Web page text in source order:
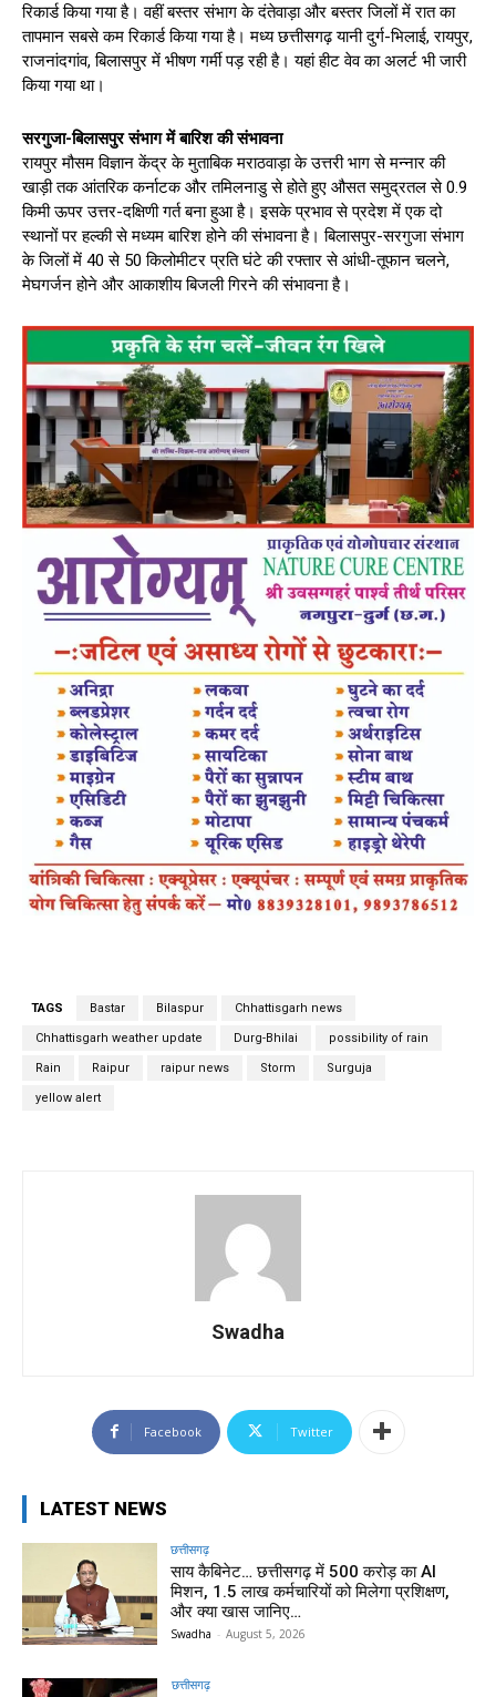
रिकार्ड किया गया है। वहीं बस्तर संभाग के दंतेवाड़ा और बस्तर जिलों में रात का
तापमान सबसे कम रिकार्ड किया गया है। मध्य छत्तीसगढ़ यानी दुर्ग-भिलाई, रायपुर,
राजनांदगांव, बिलासपुर में भीषण गर्मी पड़ रही है। यहां हीट वेव का अलर्ट भी जारी
किया गया था।
सरगुजा-बिलासपुर संभाग में बारिश की संभावना
रायपुर मौसम विज्ञान केंद्र के मुताबिक मराठवाड़ा के उत्तरी भाग से मन्नार की
खाड़ी तक आंतरिक कर्नाटक और तमिलनाडु से होते हुए औसत समुद्रतल से 0.9
किमी ऊपर उत्तर-दक्षिणी गर्त बना हुआ है। इसके प्रभाव से प्रदेश में एक दो
स्थानों पर हल्की से मध्यम बारिश होने की संभावना है। बिलासपुर-सरगुजा संभाग
के जिलों में 40 से 50 किलोमीटर प्रति घंटे की रफ्तार से आंधी-तूफान चलने,
मेघगर्जन होने और आकाशीय बिजली गिरने की संभावना है।
TAGS Bastar Bilaspur Chhattisgarh news
Chhattisgarh weather update Durg-Bhilai possibility of rain
Rain Raipur raipur news Storm Surguja
yellow alert
Swadha
Facebook Twitter
LATEST NEWS
छत्तीसगढ़
साय कैबिनेट… छत्तीसगढ़ में 500 करोड़ का AI
मिशन, 1.5 लाख कर्मचारियों को मिलेगा प्रशिक्षण,
और क्या खास जानिए…
Swadha - August 5, 2026
छत्तीसगढ़